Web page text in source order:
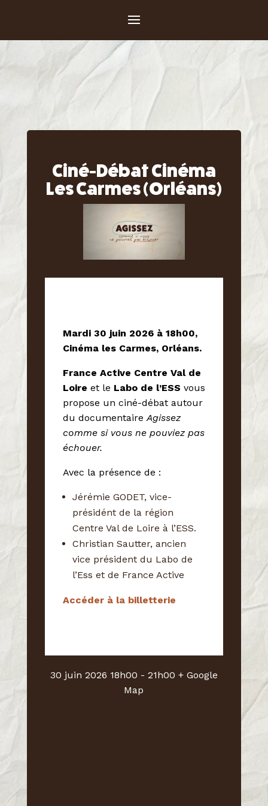
Ciné-Débat Cinéma
Les Carmes (Orléans)
Mardi 30 juin 2026 à 18h00,
Cinéma les Carmes, Orléans.
France Active Centre Val de
Loire et le Labo de l’ESS vous
propose un ciné-débat autour
du documentaireAgissez
comme si vous ne pouviez pas
échouer.
Avec la présence de :
Jérémie GODET, vice-
présidént de la région
Centre Val de Loire à l’ESS.
Christian Sautter, ancien
vice président du Labo de
l’Ess et de France Active
Accéder à la billetterie
30 juin 2026 18h00 - 21h00 + Google
Map